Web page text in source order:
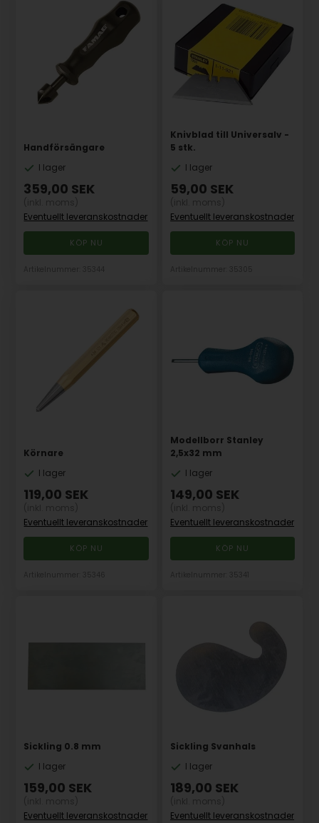
Handförsängare
I lager
359,00 SEK
Eventuellt leveranskostnader
Knivblad till Universalv -
5 stk.
I lager
59,00 SEK
Eventuellt leveranskostnader
Körnare
I lager
119,00 SEK
Eventuellt leveranskostnader
Modellborr Stanley
2,5x32 mm
I lager
149,00 SEK
Eventuellt leveranskostnader
Sickling 0.8 mm
I lager
159,00 SEK
Eventuellt leveranskostnader
Sickling Svanhals
I lager
189,00 SEK
Eventuellt leveranskostnader